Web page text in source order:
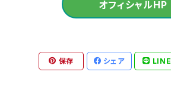
晩三吉Ｌサイズ
丹後産小玉すいか
オフィシャルHP
保存 シェア LINE